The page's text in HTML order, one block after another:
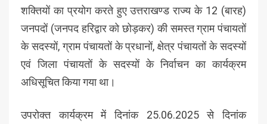
शक्तियों का प्रयोग करते हुए उत्तराखण्ड राज्य के 12 (बारह)
जनपदों (जनपद हरिद्वार को छोड़कर) की समस्त ग्राम पंचायतों
के सदस्यों, ग्राम पंचायतों के प्रधानों, क्षेत्र पंचायतों के सदस्यों
एवं जिला पंचायतों के सदस्यों के निर्वाचन का कार्यक्रम
अधिसूचित किया गया था।
उपरोक्त कार्यक्रम में दिनांक 25.06.2025 से दिनांक